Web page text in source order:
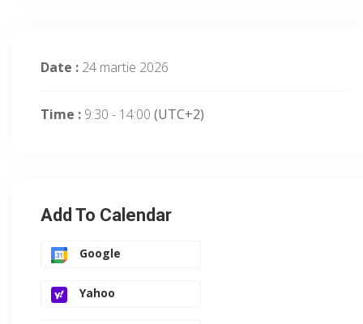
Date : 24 martie 2026
Time : 9:30 - 14:00 (UTC+2)
Add To Calendar
Google
Yahoo